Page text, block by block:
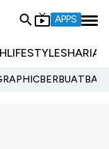
APPS
LIFESTYLESHARIA